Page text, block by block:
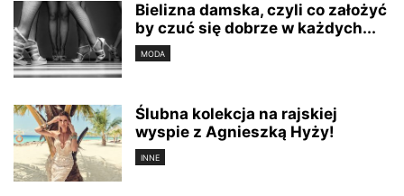
Bielizna damska, czyli co założyć
by czuć się dobrze w każdych...
MODA
Ślubna kolekcja na rajskiej
wyspie z Agnieszką Hyży!
INNE